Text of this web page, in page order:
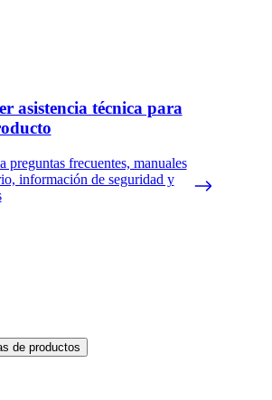
asistencia técnica para
preguntas frecuentes, manuales
información de seguridad y
Bazaarvoice y cumplen con la política de
en forma de reseñas de productos y
de productos